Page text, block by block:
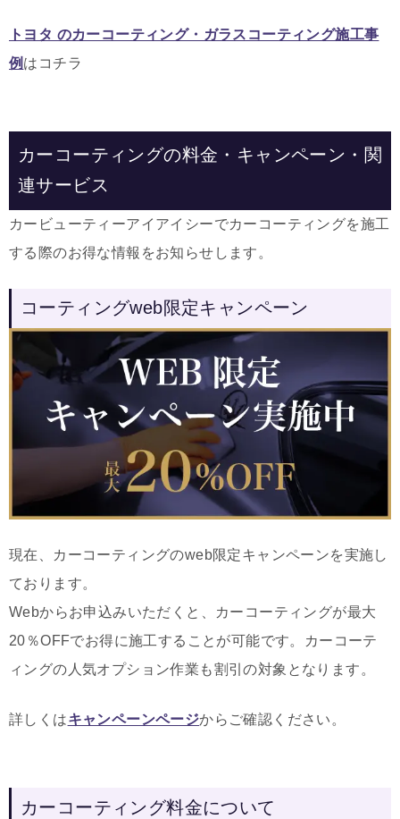
トヨタ のカーコーティング・ガラスコーティング施工事
例 はコチラ
カーコーティングの料金・キャンペーン・関
連サービス
カービューティーアイアイシーでカーコーティングを施工
する際のお得な情報をお知らせします。
コーティングweb限定キャンペーン
現在、カーコーティングのweb限定キャンペーンを実施し
ております。
Webからお申込みいただくと、カーコーティングが最大
20％OFFでお得に施工することが可能です。カーコーテ
ィングの人気オプション作業も割引の対象となります。
詳しくはキャンペーンページからご確認ください。
カーコーティング料金について